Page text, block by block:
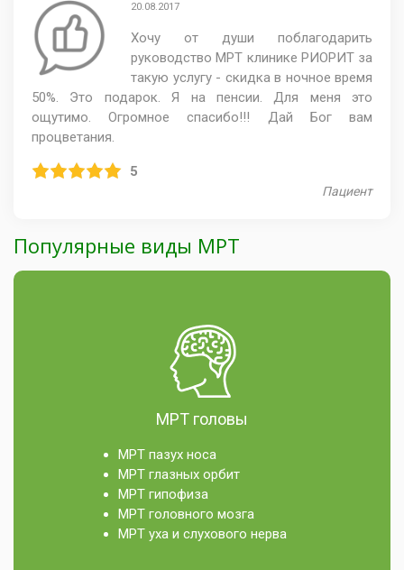
20.08.2017
Хочу от души поблагодарить
руководство МРТ клинике РИОРИТ за
такую услугу - скидка в ночное время
50%. Это подарок. Я на пенсии. Для меня это
ощутимо. Огромное спасибо!!! Дай Бог вам
процветания.
5
Пациент
Популярные виды МРТ
МРТ головы
МРТ пазух носа
МРТ глазных орбит
МРТ гипофиза
МРТ головного мозга
МРТ уха и слухового нерва